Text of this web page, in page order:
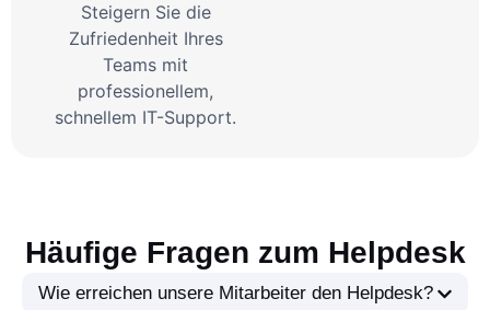
Steigern Sie die
Zufriedenheit Ihres
Teams mit
professionellem,
schnellem IT-Support.
Häufige Fragen zum Helpdesk
Wie erreichen unsere Mitarbeiter den Helpdesk?